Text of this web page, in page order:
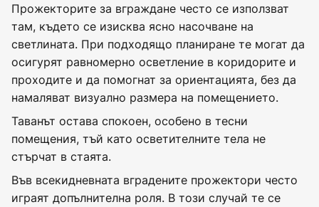
Прожекторите за вграждане често се използват
там, където се изисква ясно насочване на
светлината. При подходящо планиране те могат да
осигурят равномерно осветление в коридорите и
проходите и да помогнат за ориентацията, без да
намаляват визуално размера на помещението.
Таванът остава спокоен, особено в тесни
помещения, тъй като осветителните тела не
стърчат в стаята.
Във всекидневната вградените прожектори често
играят допълнителна роля. В този случай те се